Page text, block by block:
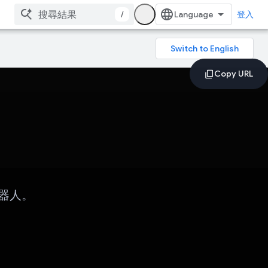
/ 登入
。